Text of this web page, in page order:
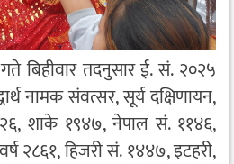
बिहीवार तदनुसार ई. सं. २०२५
नामक संवत्सर, सूर्य दक्षिणायन,
शाके १९४७, नेपाल सं. ११४६,
२८६१, हिजरी सं. १४४७, इटहरी,